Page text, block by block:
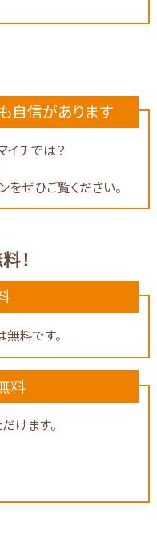
自信があります
イチでは？
ぜひご覧ください。
！
料です。
料
けます。